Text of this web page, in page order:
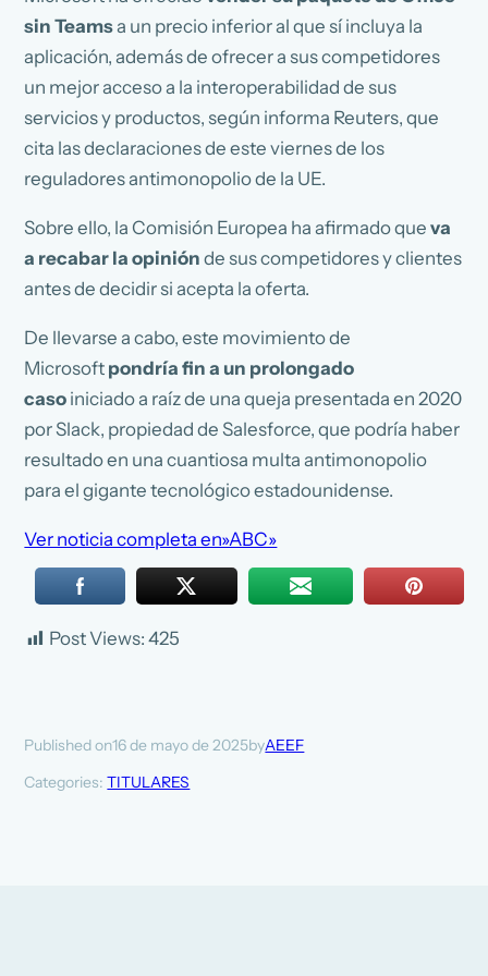
sin Teamsa un precio inferior al que sí incluya la
aplicación, además de ofrecer a sus competidores
un mejor acceso a la interoperabilidad de sus
servicios y productos, según informa Reuters, que
cita las declaraciones de este viernes de los
reguladores antimonopolio de la UE.
Sobre ello, la Comisión Europea ha afirmado queva
a recabar la opinión de sus competidores y clientes
antes de decidir si acepta la oferta.
De llevarse a cabo, este movimiento de
Microsoft pondría fin a un prolongado
caso iniciado a raíz de una queja presentada en 2020
por Slack, propiedad de Salesforce, que podría haber
resultado en una cuantiosa multa antimonopolio
para el gigante tecnológico estadounidense.
Ver noticia completa en»ABC»
Post Views: 425
Published on16 de mayo de 2025byAEEF
Categories:TITULARES